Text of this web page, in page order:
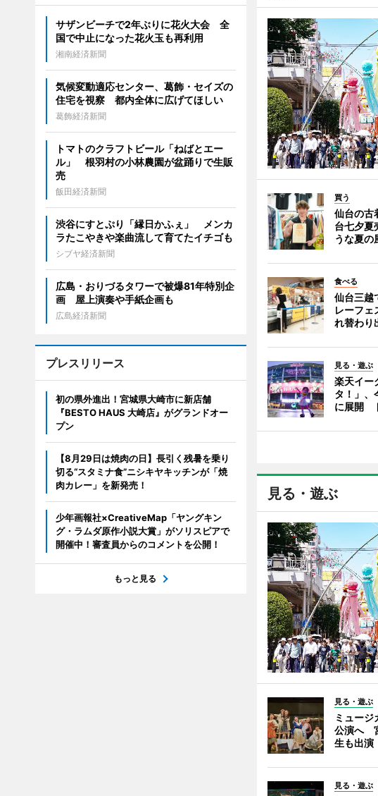
買う
仙台の古
台七夕
うな夏の
食べる
仙台三越
レーフ
れ替わり
見る・遊ぶ
楽天イー
タ！」、
に展開
見る・遊ぶ
見る・遊ぶ
ミュージ
公演へ
生も出演
見る・遊ぶ
サザンビーチで2年ぶりに花火大会 全
国で中止になった花火玉も再利用
湘南経済新聞
気候変動適応センター、葛飾・セイズの
住宅を視察 都内全体に広げてほしい
葛飾経済新聞
トマトのクラフトビール「ねばとエー
ル」 根羽村の小林農園が盆踊りで生販
売
飯田経済新聞
渋谷にすとぷり「縁日かふぇ」 メンカ
ラたこやきや楽曲流して育てたイチゴも
シブヤ経済新聞
広島・おりづるタワーで被爆81年特別企
画 屋上演奏や手紙企画も
広島経済新聞
プレスリリース
初の県外進出！宮城県大崎市に新店舗
『BESTO HAUS 大崎店』がグランドオー
プン
【8月29日は焼肉の日】長引く残暑を乗り
切る“スタミナ食”ニシキヤキッチンが「焼
肉カレー」を新発売！
少年画報社×CreativeMap「ヤングキン
グ・ラムダ原作小説大賞」がソリスピアで
開催中！審査員からのコメントを公開！
もっと見る